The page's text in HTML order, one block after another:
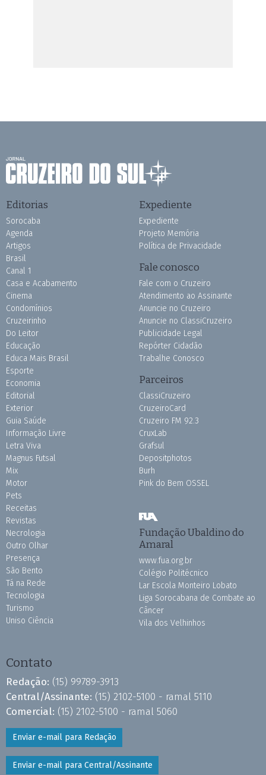
Editorias
Sorocaba
Agenda
Artigos
Brasil
Canal 1
Casa e Acabamento
Cinema
Condomínios
Cruzeirinho
Do Leitor
Educação
Educa Mais Brasil
Esporte
Economia
Editorial
Exterior
Guia Saúde
Informação Livre
Letra Viva
Magnus Futsal
Mix
Motor
Pets
Receitas
Revistas
Necrologia
Outro Olhar
Presença
São Bento
Tá na Rede
Tecnologia
Turismo
Uniso Ciência
Expediente
Expediente
Projeto Memória
Política de Privacidade
Fale conosco
Fale com o Cruzeiro
Atendimento ao Assinante
Anuncie no Cruzeiro
Anuncie no ClassiCruzeiro
Publicidade Legal
Repórter Cidadão
Trabalhe Conosco
Parceiros
ClassiCruzeiro
CruzeiroCard
Cruzeiro FM 92.3
CruxLab
Grafsul
Depositphotos
Burh
Pink do Bem OSSEL
Fundação Ubaldino do
Amaral
www.fua.org.br
Colégio Politécnico
Lar Escola Monteiro Lobato
Liga Sorocabana de Combate ao
Câncer
Vila dos Velhinhos
Contato
Redação: (15) 99789-3913
Central/Assinante: (15) 2102-5100 - ramal 5110
Comercial: (15) 2102-5100 - ramal 5060
Enviar e-mail para Redação
Enviar e-mail para Central/Assinante